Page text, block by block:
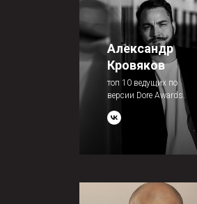
Александр
Кровяков
топ 10 ведущих по
версии Dore Awards.